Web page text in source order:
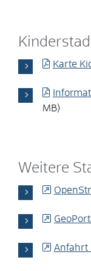
Karte
MB)
Weitere
Anfahrt